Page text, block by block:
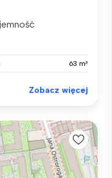
63 m²
Zobacz więcej